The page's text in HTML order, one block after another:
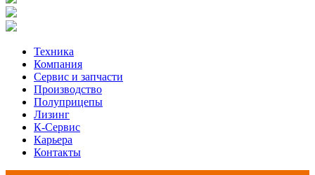
Техника
Компания
Сервис и запчасти
Производство
Полуприцепы
Лизинг
К-Сервис
Карьера
Контакты